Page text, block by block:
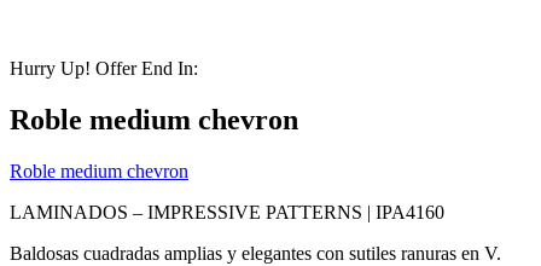
Hurry Up! Offer End In:
Roble medium chevron
Roble medium chevron
LAMINADOS – IMPRESSIVE PATTERNS | IPA4160
Baldosas cuadradas amplias y elegantes con sutiles ranuras en V.